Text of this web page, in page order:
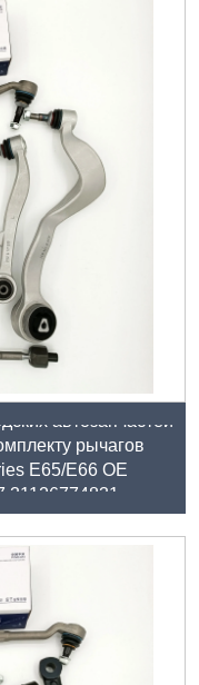
автозапчастей
рычагов
E65/E66 OE
31126774831